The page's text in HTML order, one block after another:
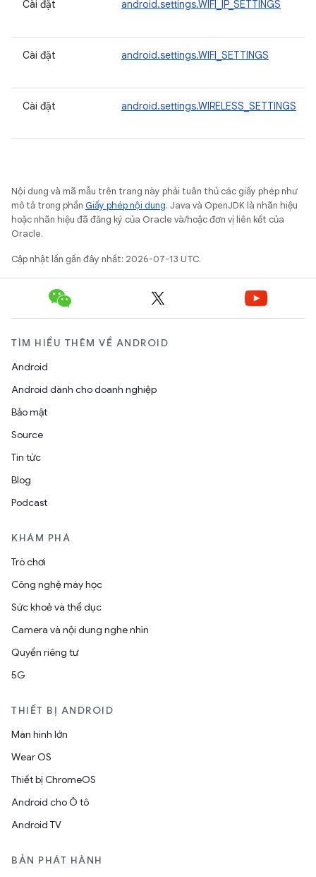
Cài đặt android.settings.WIFI_IP_SETTINGS
Cài đặt android.settings.WIFI_SETTINGS
Cài đặt android.settings.WIRELESS_SETTINGS
Nội dung và mã mẫu trên trang này phải tuân thủ các giấy phép như
mô tả trong phần Giấy phép nội dung. Java và OpenJDK là nhãn hiệu
hoặc nhãn hiệu đã đăng ký của Oracle và/hoặc đơn vị liên kết của
Oracle.
Cập nhật lần gần đây nhất: 2026-07-13 UTC.
TÌM HIỂU THÊM VỀ ANDROID
Android
Android dành cho doanh nghiệp
Bảo mật
Source
Tin tức
Blog
Podcast
KHÁM PHÁ
Trò chơi
Công nghệ máy học
Sức khoẻ và thể dục
Camera và nội dung nghe nhìn
Quyền riêng tư
5G
THIẾT BỊ ANDROID
Màn hình lớn
Wear OS
Thiết bị ChromeOS
Android cho Ô tô
Android TV
BẢN PHÁT HÀNH